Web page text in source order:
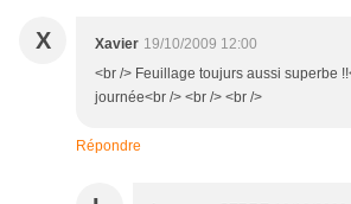
X Xavier 19/10/2009 12:00
<br /> Feuillage toujurs aussi superbe
journée<br /> <br /> <br />
Répondre